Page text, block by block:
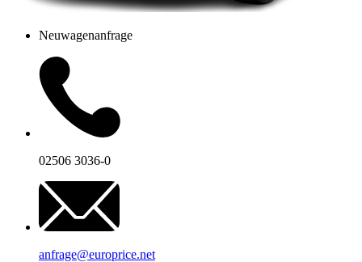
Neuwagenanfrage
02506 3036-0
anfrage@europrice.net